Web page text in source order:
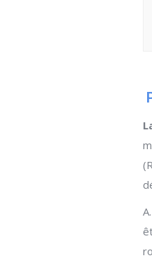
A.